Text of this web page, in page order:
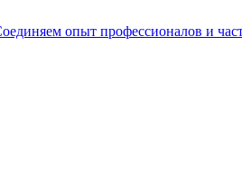
опыт профессионалов и